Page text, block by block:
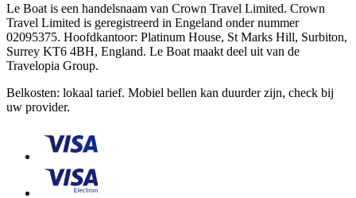
Le Boat is een handelsnaam van Crown Travel Limited. Crown
Travel Limited is geregistreerd in Engeland onder nummer
02095375. Hoofdkantoor: Platinum House, St Marks Hill, Surbiton,
Surrey KT6 4BH, England. Le Boat maakt deel uit van de
Travelopia Group.
Belkosten: lokaal tarief. Mobiel bellen kan duurder zijn, check bij
uw provider.